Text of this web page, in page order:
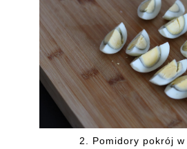
2. Pomidory pokrój